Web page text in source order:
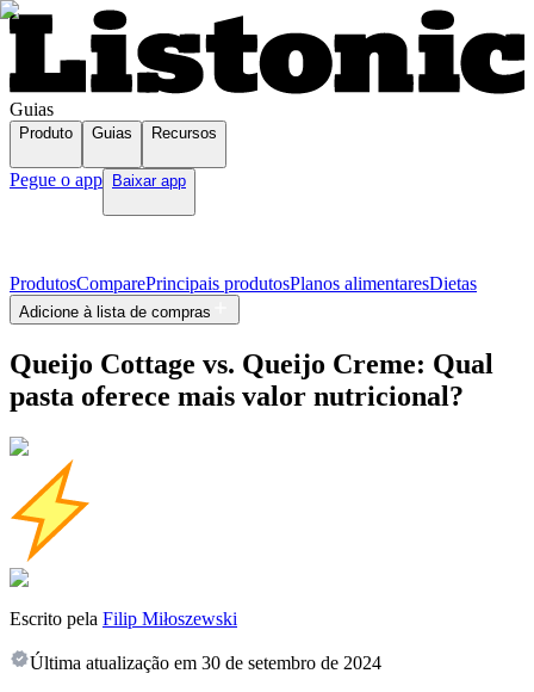
Guias
Produto Guias Recursos
Pegue o app Baixar app
ProdutosComparePrincipais produtosPlanos alimentaresDietas
Adicione à lista de compras
Queijo Cottage vs. Queijo Creme: Qual
pasta oferece mais valor nutricional?
Escrito pela Filip Miłoszewski
Última atualização em 30 de setembro de 2024